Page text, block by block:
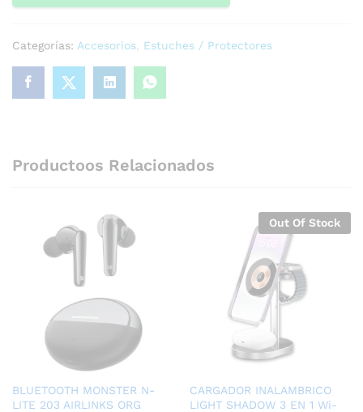
Categorías: Accesorios Estuches / Protectores
Productoos Relacionados
BLUETOOTH MONSTER N-
LITE 203 AIRLINKS ORG
Out Of Stock
CARGADOR INALAMBRICO
LIGHT SHADOW 3 EN 1 Wi-